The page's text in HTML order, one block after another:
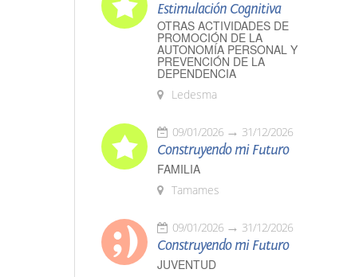
Estimulación Cognitiva
OTRAS ACTIVIDADES DE
PROMOCIÓN DE LA
AUTONOMÍA PERSONAL Y
PREVENCIÓN DE LA
DEPENDENCIA
Ledesma
09/01/2026 31/12/2026
Construyendo mi Futuro
FAMILIA
Tamames
09/01/2026 31/12/2026
Construyendo mi Futuro
JUVENTUD